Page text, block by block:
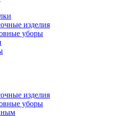
изделия
уборы
изделия
уборы